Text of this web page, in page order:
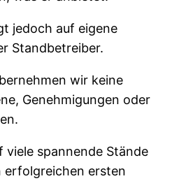
jedoch auf eigene
Standbetreiber.
wir keine
Genehmigungen oder
viele spannende Stände
erfolgreichen ersten